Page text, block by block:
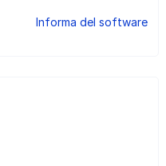
Informa del software